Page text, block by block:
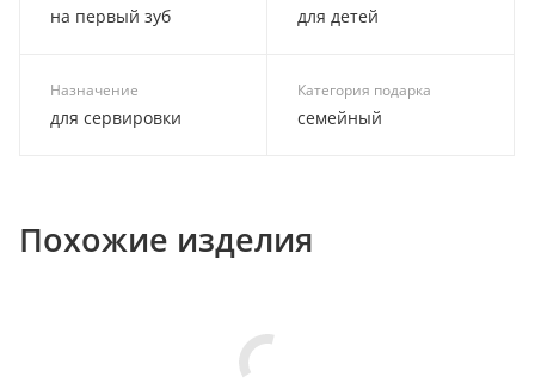
на первый зуб для детей
Назначение
для сервировки
Категория подарка
семейный
Похожие изделия